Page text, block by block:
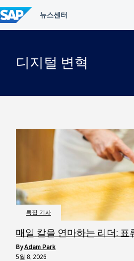
텐
츠
건
디지털 변혁
특집 기사
매일 칼을 연마하는 리더: 표
byAdam Park
5월 8, 2026